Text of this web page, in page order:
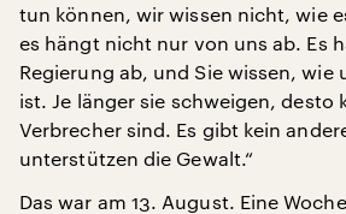
tun können, wir wissen nicht, wie
es hängt nicht nur von uns ab. Es
Regierung ab, und Sie wissen, wie
ist. Je länger sie schweigen, desto
Verbrecher sind. Es gibt kein
unterstützen die Gewalt.“
Das war am 13. August. Eine